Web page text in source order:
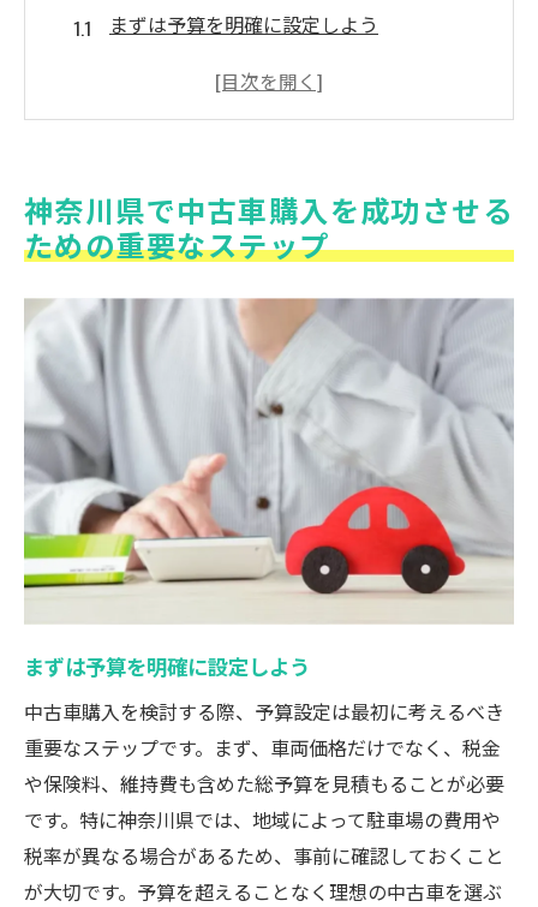
まずは予算を明確に設定しよう
購入前の車両チェックポイントを押さえる
購入契約時に注意すべき書類と確認事項
中古車選びで避けるべき落とし穴を徹底解説
隠れた修理歴を見抜く方法
オドメーター改ざんのリスクを回避する
保証がない車両を選ぶリスクとは
事故車両を見破るための基本知識
購入時期による価格変動の傾向を理解する
ネット情報に惑わされず実物を確認する
神奈川県特有の中古車規制を理解して賢く選ぶ
神奈川県の排ガス規制に注意する
車検の有効期限の確認を怠らない
特定地域での使用制限をチェックする
県内での中古車買取相場を把握する
地方特有の保険制度を理解する
安心できる中古車販売店の見分け方を伝授
口コミやレビューの見方を知る
神奈川県で中古車購入を成功させる
ための重要なステップ
まずは予算を明確に設定しよう
中古車購入を検討する際、予算設定は最初に考えるべき
重要なステップです。まず、車両価格だけでなく、税金
や保険料、維持費も含めた総予算を見積もることが必要
です。特に神奈川県では、地域によって駐車場の費用や
税率が異なる場合があるため、事前に確認しておくこと
が大切です。予算を超えることなく理想の中古車を選ぶ